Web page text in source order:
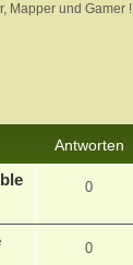
Mapper und Gamer !
Antworten
0
0